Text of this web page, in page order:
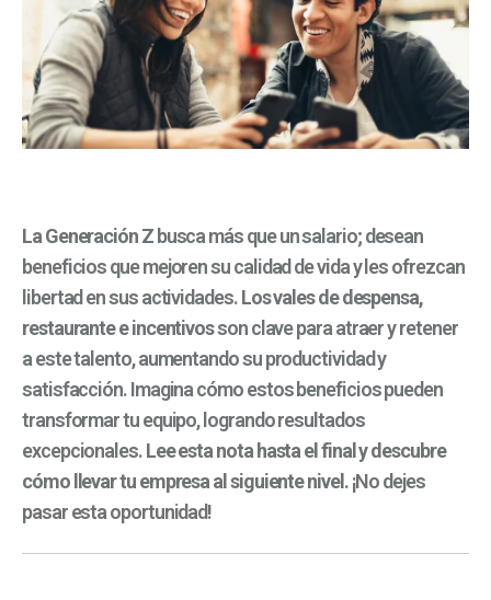
La Generación Zbusca más que un salario; desean
beneficios que mejoren su calidad de vida y les ofrezcan
libertad en sus actividades.Los vales de despensa,
restaurante e incentivosson clave para atraer y retener
a este talento, aumentando su productividad y
satisfacción. Imagina cómo estos beneficios pueden
transformar tu equipo, logrando resultados
excepcionales.Lee esta nota hasta el final y descubre
cómo llevar tu empresa al siguiente nivel.¡No dejes
pasar esta oportunidad!